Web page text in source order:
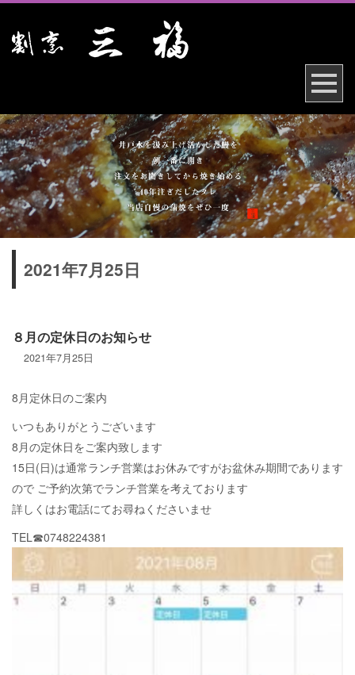
2021年7月25日
８月の定休日のお知らせ
2021年7月25日
8月定休日のご案内
いつもありがとうございます
8月の定休日をご案内致します
15日(日)は通常ランチ営業はお休みですがお盆休み期間であります
ので ご予約次第でランチ営業を考えております
詳しくはお電話にてお尋ねくださいませ
TEL☎︎0748224381